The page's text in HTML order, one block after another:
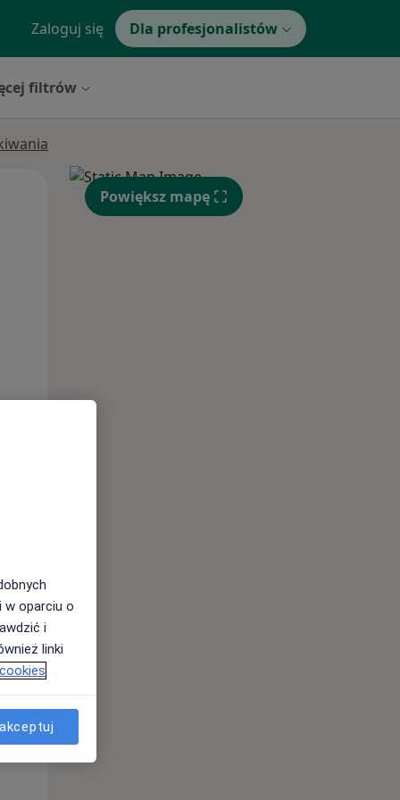
Zaloguj się Dla profesjonalistów
filtrów
Śr, Czw,
Powiększ mapę
w oparciu o
i
linki